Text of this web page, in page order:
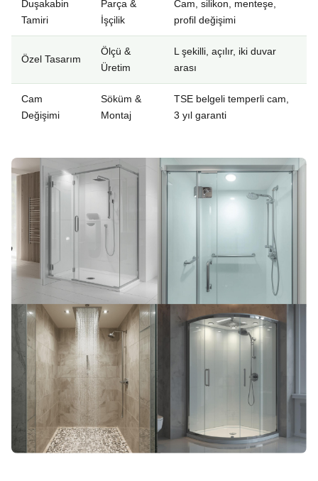
Duşakabin
Tamiri
Parça &
İşçilik
Cam, silikon, menteşe,
profil değişimi
Özel Tasarım
Ölçü &
Üretim
L şekilli, açılır, iki duvar
arası
Cam
Değişimi
Söküm &
Montaj
TSE belgeli temperli cam,
3 yıl garanti